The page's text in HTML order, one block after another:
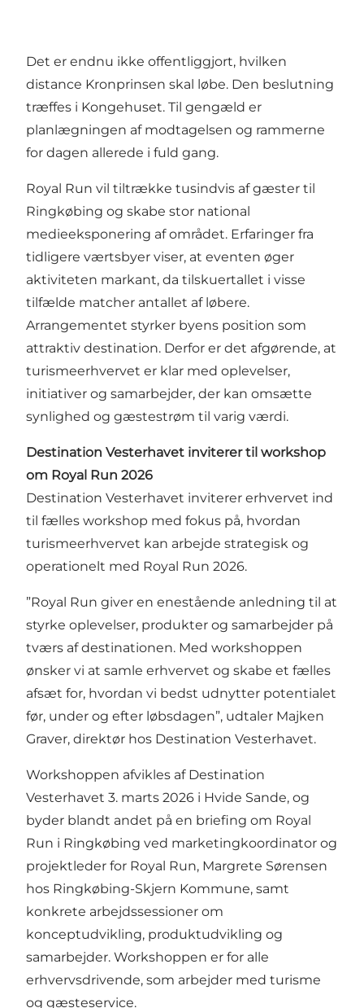
Det er endnu ikke offentliggjort, hvilken
distance Kronprinsen skal løbe. Den beslutning
træffes i Kongehuset. Til gengæld er
planlægningen af modtagelsen og rammerne
for dagen allerede i fuld gang.
Royal Run vil tiltrække tusindvis af gæster til
Ringkøbing og skabe stor national
medieeksponering af området. Erfaringer fra
tidligere værtsbyer viser, at eventen øger
aktiviteten markant, da tilskuertallet i visse
tilfælde matcher antallet af løbere.
Arrangementet styrker byens position som
attraktiv destination. Derfor er det afgørende, at
turismeerhvervet er klar med oplevelser,
initiativer og samarbejder, der kan omsætte
synlighed og gæstestrøm til varig værdi.
Destination Vesterhavet inviterer til workshop
om Royal Run 2026
Destination Vesterhavet inviterer erhvervet ind
til fælles workshop med fokus på, hvordan
turismeerhvervet kan arbejde strategisk og
operationelt med Royal Run 2026.
”Royal Run giver en enestående anledning til at
styrke oplevelser, produkter og samarbejder på
tværs af destinationen. Med workshoppen
ønsker vi at samle erhvervet og skabe et fælles
afsæt for, hvordan vi bedst udnytter potentialet
før, under og efter løbsdagen”, udtaler Majken
Graver, direktør hos Destination Vesterhavet.
Workshoppen afvikles af Destination
Vesterhavet 3. marts 2026 i Hvide Sande, og
byder blandt andet på en briefing om Royal
Run i Ringkøbing ved marketingkoordinator og
projektleder for Royal Run, Margrete Sørensen
hos Ringkøbing-Skjern Kommune, samt
konkrete arbejdssessioner om
konceptudvikling, produktudvikling og
samarbejder. Workshoppen er for alle
erhvervsdrivende, som arbejder med turisme
og gæsteservice.